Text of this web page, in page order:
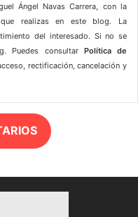
Ángel Navas Carrera, con la
realizas en este blog. La
del interesado. Si no se
Puedes consultar Política de
rectificación, cancelación y